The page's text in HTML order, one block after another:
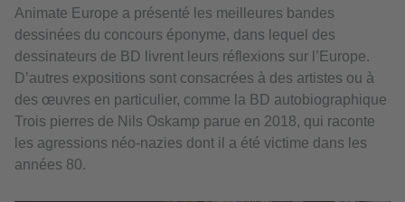
Animate Europe a présenté les meilleures bandes
dessinées du concours éponyme, dans lequel des
dessinateurs de BD livrent leurs réflexions sur l’Europe.
D’autres expositions sont consacrées à des artistes ou à
des œuvres en particulier, comme la BD autobiographique
Trois pierres de Nils Oskamp parue en 2018, qui raconte
les agressions néo-nazies dont il a été victime dans les
années 80.